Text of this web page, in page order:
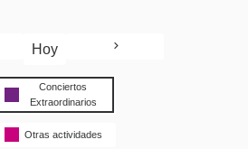
Hoy
Conciertos
Extraordinarios
Otras actividades